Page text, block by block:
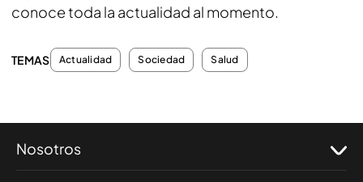
conoce toda la actualidad al momento.
TEMAS Actualidad Sociedad Salud
Nosotros